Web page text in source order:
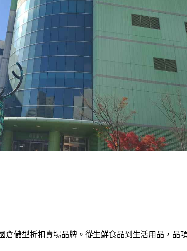
儲型折扣賣場品牌。從生鮮食品到生活用品，品